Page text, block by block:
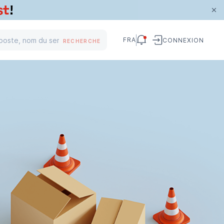
RECHERCHE FRA CONNEXION